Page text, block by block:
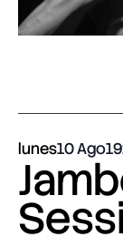
lunes10 Ago